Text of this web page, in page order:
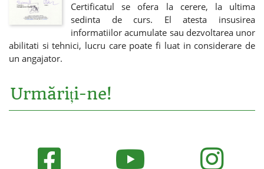
Certificatul se ofera la cerere, la ultima
sedinta de curs. El atesta insusirea
informatiilor acumulate sau dezvoltarea unor
abilitati si tehnici, lucru care poate fi luat in considerare de
un angajator.
Urmăriți-ne!